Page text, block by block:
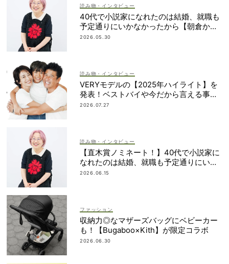
読み物・インタビュー
40代で小説家になれたのは結婚、就職も
予定通りにいかなかったから【朝倉かす
みさん】
2026.05.30
読み物・インタビュー
VERYモデルの【2025年ハイライト】を
発表！ベストバイや今だから言える事件
簿も大公開
2026.07.27
読み物・インタビュー
【直木賞ノミネート！】40代で小説家に
なれたのは結婚、就職も予定通りにいか
なかったから｜朝倉かすみさん
2026.06.15
ファッション
収納力◎なマザーズバッグにベビーカー
も！【Bugaboo×Kith】が限定コラボ
2026.06.30